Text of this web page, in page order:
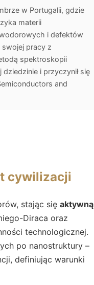
w Portugalii, gdzie
materii
i defektów
pracy z
spektroskopii
i przyczynił się
and
cywilizacji
stając się aktywną
Diraca oraz
technologicznej.
po nanostruktury –
definiując warunki